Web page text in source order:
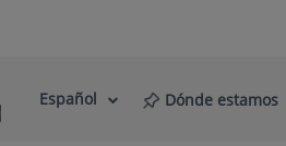
Selector
Idioma
Español Dónde estamos